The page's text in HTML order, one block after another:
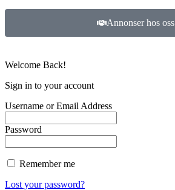
Annonser hos oss
Welcome Back!
Sign in to your account
Username or Email Address
Password
Remember me
Lost your password?